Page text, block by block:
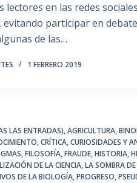
lectores en las redes
evitando participar en
de las…
1 FEBRERO 2019
LAS ENTRADAS),AGRICULTURA,
,CRÍTICA,CURIOSIDADES Y
,FILOSOFÍA,FRAUDE,HISTORIA,
DE LA CIENCIA,LA SOMBRA
DE LA BIOLOGÍA,PROGRESO,